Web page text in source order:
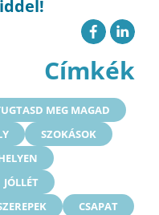
Címkék
MEG MAGAD
SZOKÁSOK
JÓLLÉT
CSAPAT